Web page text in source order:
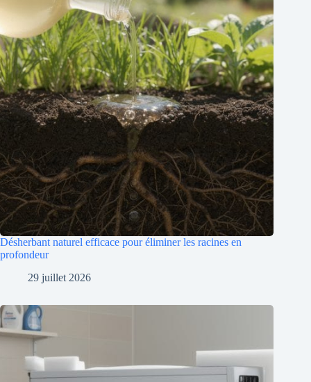
Désherbant naturel efficace pour éliminer les racines en
profondeur
29 juillet 2026